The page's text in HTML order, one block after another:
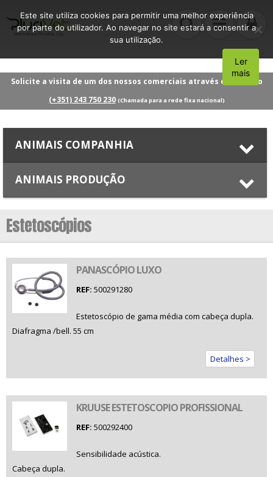
Solicite a visita de um dos nossos comerciais através do número
(+351) 243 750 230 (Chamada para a rede fixa nacional)
ANIMAIS COMPANHIA
ANIMAIS PRODUÇÃO
Estetoscópios
PANASCÓPIO LUXO
REF: 500291280
Estetoscópio de gama média com cabeça dupla.
Diafragma /bell. 55 cm
Detalhes >
KRUUSE ESTETOSCOPIO PROFISSIONAL
REF: 500292400
Sensibilidade acústica.
Cabeça dupla.
Este site utiliza cookies para permitir uma melhor experiência
por parte do utilizador. Ao navegar no site estará a consentir a
sua utilização.
Aceito
Ler
mais